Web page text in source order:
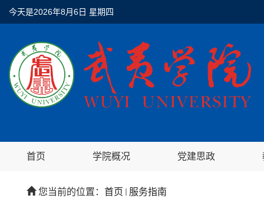
今天是2026年8月6日 星期四
首页 学院概况 党建思政
您当前的位置： 首页 服务指南